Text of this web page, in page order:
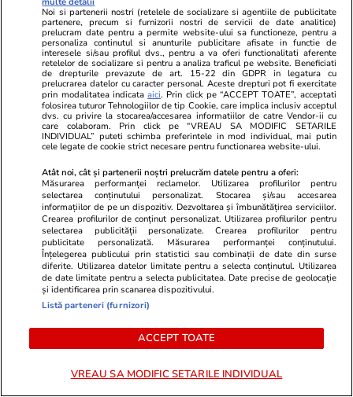
proiect
Lifestyle 19 iul.
Un cuplu a vândut tot, s-a mutat
pe o barcă, a renunțat la curent și
a redus cheltuielile cu peste
întoarce niciodată”
Vacanțe și
Orașul de
unde scapi
Noi si partenerii nostri (retelele de socializare si agentiile de publicitate
partenere, precum si furnizorii nostri de servicii de date analitice)
prelucram date pentru a permite website-ului sa functioneze, pentru a
personaliza continutul si anunturile publicitare afisate in functie de
interesele si/sau profilul dvs., pentru a va oferi functionalitati aferente
retelelor de socializare si pentru a analiza traficul pe website. Beneficiati
de drepturile prevazute de art. 15-22 din GDPR in legatura cu
prelucrarea datelor cu caracter personal. Aceste drepturi pot fi exercitate
prin modalitatea indicataaici. Prin click pe “ACCEPT TOATE”, acceptati
folosirea tuturor Tehnologiilor de tip Cookie, care implica inclusiv acceptul
dvs. cu privire la stocarea/accesarea informatiilor de catre Vendor-ii cu
care colaboram. Prin click pe “VREAU SA MODIFIC SETARILE
INDIVIDUAL” puteti schimba preferintele in mod individual, mai putin
cele legate de cookie strict necesare pentru functionarea website-ului.
Atât noi, cât și partenerii noștri prelucrăm datele pentru a oferi:
Măsurarea performanței reclamelor. Utilizarea profilurilor pentru
selectarea conținutului personalizat. Stocarea și/sau accesarea
informațiilor de pe un dispozitiv. Dezvoltarea și îmbunătățirea serviciilor.
Crearea profilurilor de conținut personalizat. Utilizarea profilurilor pentru
selectarea publicității personalizate. Crearea profilurilor pentru
publicitate personalizată. Măsurarea performanței conținutului.
Înțelegerea publicului prin statistici sau combinații de date din surse
diferite. Utilizarea datelor limitate pentru a selecta conținutul. Utilizarea
de date limitate pentru a selecta publicitatea. Date precise de geolocație
și identificarea prin scanarea dispozitivului.
Listă parteneri (furnizori)
ACCEPT TOATE
VREAU SA MODIFIC SETARILE INDIVIDUAL